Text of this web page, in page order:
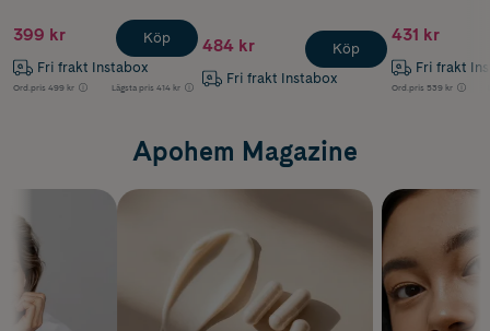
399 kr
Fri frakt Instabox
Ord.pris 499 kr Lägsta pris 414 kr
Köp 484 kr
Fri frakt Instabox
Köp
431 kr
Fri frakt
Ord.pris 539 kr
Apohem Magazine